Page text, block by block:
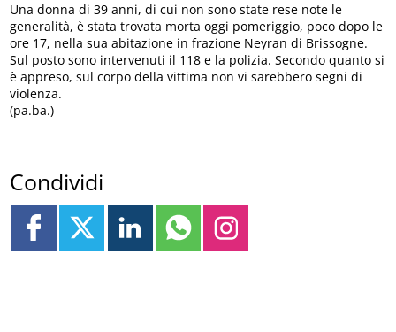
Una donna di 39 anni, di cui non sono state rese note le
generalità, è stata trovata morta oggi pomeriggio, poco dopo le
ore 17, nella sua abitazione in frazione Neyran di Brissogne.
Sul posto sono intervenuti il 118 e la polizia. Secondo quanto si
è appreso, sul corpo della vittima non vi sarebbero segni di
violenza.
(pa.ba.)
Condividi